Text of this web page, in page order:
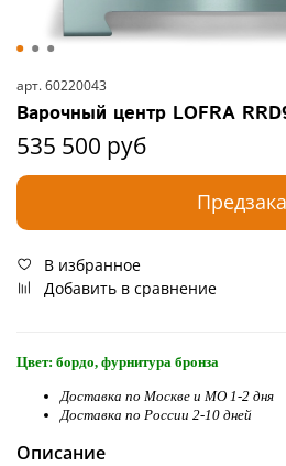
арт. 60220043
Варочный центр LOFRA
535 500 руб
В избранное
Добавить в сравнение
Цвет: бордо, фурнитура бронза
Доставка по Москве и МО 1-2 дня
Доставка по России 2-10 дней
Описание